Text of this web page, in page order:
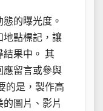
的曝光度。
地點標記，讓
結果中。 其
應留言或參與
的是，製作高
圖片、影片